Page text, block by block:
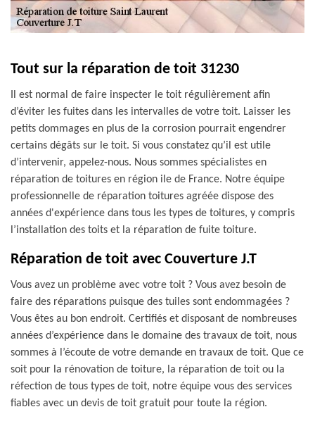
Tout sur la réparation de toit 31230
Il est normal de faire inspecter le toit régulièrement afin
d’éviter les fuites dans les intervalles de votre toit. Laisser les
petits dommages en plus de la corrosion pourrait engendrer
certains dégâts sur le toit. Si vous constatez qu’il est utile
d’intervenir, appelez-nous. Nous sommes spécialistes en
réparation de toitures en région ile de France. Notre équipe
professionnelle de réparation toitures agréée dispose des
années d'expérience dans tous les types de toitures, y compris
l’installation des toits et la réparation de fuite toiture.
Réparation de toit avec Couverture J.T
Vous avez un problème avec votre toit ? Vous avez besoin de
faire des réparations puisque des tuiles sont endommagées ?
Vous êtes au bon endroit. Certifiés et disposant de nombreuses
années d’expérience dans le domaine des travaux de toit, nous
sommes à l’écoute de votre demande en travaux de toit. Que ce
soit pour la rénovation de toiture, la réparation de toit ou la
réfection de tous types de toit, notre équipe vous des services
fiables avec un devis de toit gratuit pour toute la région.